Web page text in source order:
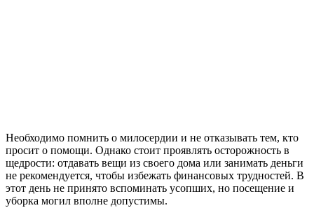
Необходимо помнить о милосердии и не отказывать тем, кто
просит о помощи. Однако стоит проявлять осторожность в
щедрости: отдавать вещи из своего дома или занимать деньги
не рекомендуется, чтобы избежать финансовых трудностей. В
этот день не принято вспоминать усопших, но посещение и
уборка могил вполне допустимы.